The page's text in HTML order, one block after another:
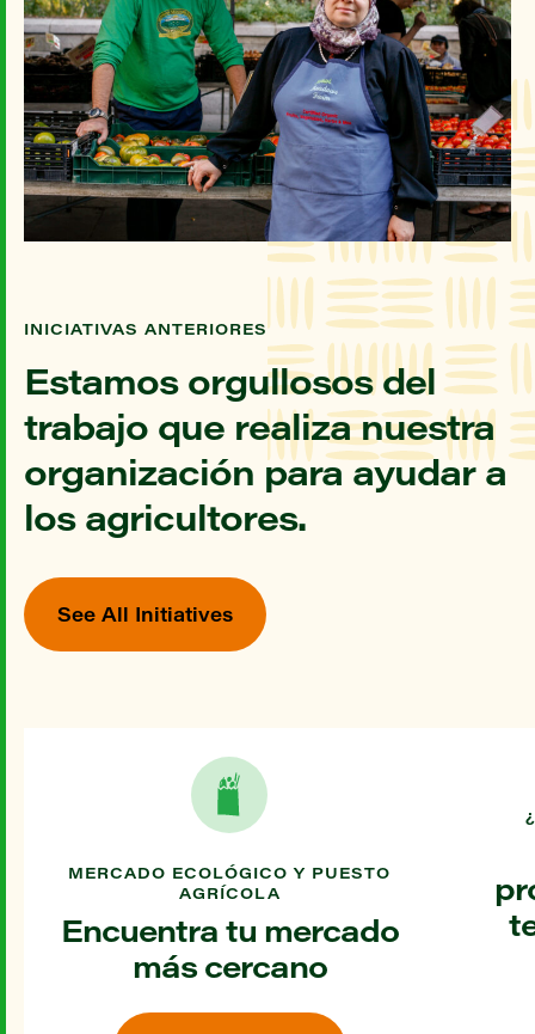
INICIATIVAS ANTERIORES
Estamos orgullosos del
trabajo que realiza nuestra
organización para ayudar a
los agricultores.
See All Initiatives
MERCADO ECOLÓGICO Y PUESTO
AGRÍCOLA
Encuentra tu mercado
más cercano